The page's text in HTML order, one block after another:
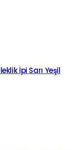
İpi Sarı Yeşil